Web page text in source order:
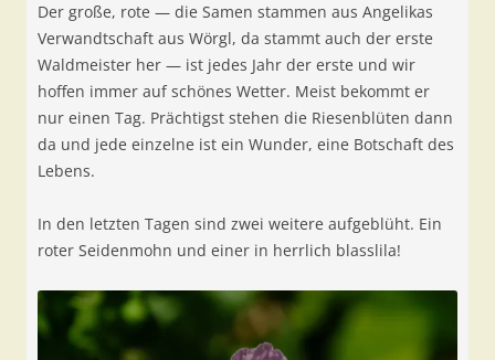
Der große, rote — die Samen stammen aus Angelikas
Verwandtschaft aus Wörgl, da stammt auch der erste
Waldmeister her — ist jedes Jahr der erste und wir
hoffen immer auf schönes Wetter. Meist bekommt er
nur einen Tag. Prächtigst stehen die Riesenblüten dann
da und jede einzelne ist ein Wunder, eine Botschaft des
Lebens.
In den letzten Tagen sind zwei weitere aufgeblüht. Ein
roter Seidenmohn und einer in herrlich blasslila!